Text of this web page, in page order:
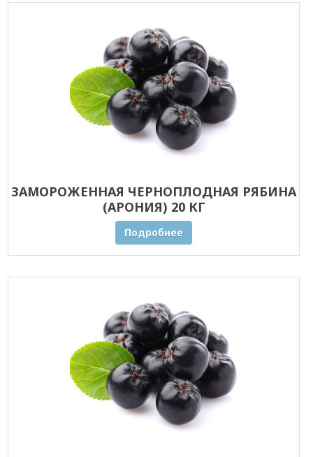
ЗАМОРОЖЕННАЯ ЧЕРНОПЛОДНАЯ РЯБИНА
(АРОНИЯ) 20 КГ
Подробнее